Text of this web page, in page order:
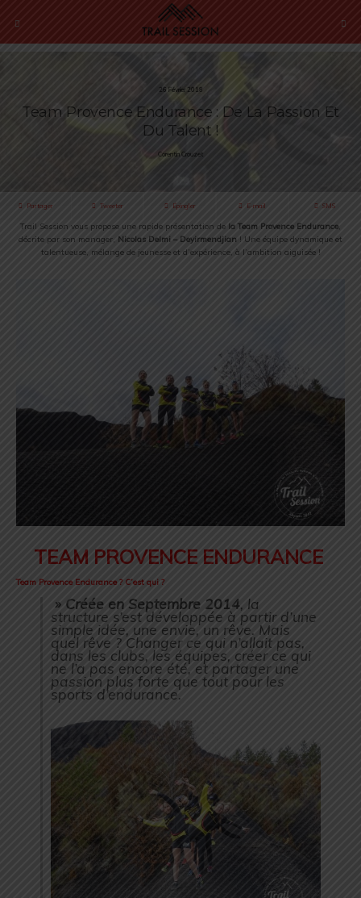
26 Février 2018
Team Provence Endurance : De La Passion Et
Du Talent !
Corentin Crouzet
Partager Tweeter Épingler E-mail SMS
Trail Session vous propose une rapide présentation de la Team Provence Endurance,
décrite par son manager, Nicolas Delmi – Deyirmendjian ! Une équipe dynamique et
talentueuse, mélange de jeunesse et d’expérience, à l’ambition aiguisée !
TEAM PROVENCE ENDURANCE
Team Provence Endurance ? C’est qui ?
» Créée en Septembre 2014, la
structure s’est développée à partir d’une
simple idée, une envie, un rêve. Mais
quel rêve ? Changer ce qui n’allait pas,
dans les clubs, les équipes, créer ce qui
ne l’a pas encore été, et partager une
passion plus forte que tout pour les
sports d’endurance.